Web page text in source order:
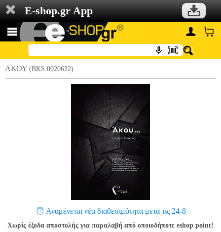
E-shop.gr App
ΑΚΟΥ (BKS.0020632)
Αναμένεται νέα διαθεσιμότητα μετά τις 24-8
Χωρίς έξοδα αποστολής για παραλαβή από οποιοδήποτε eshop point!